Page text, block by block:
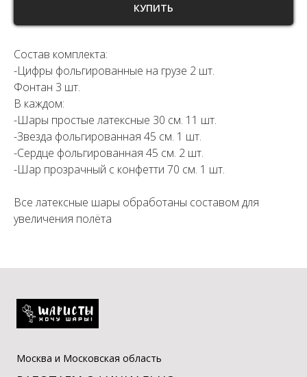
КУПИТЬ
Состав комплекта:
-Цифры фольгированные на грузе 2 шт.
Фонтан 3 шт.
В каждом:
-Шары простые латексные 30 см. 11 шт.
-Звезда фольгированная 45 см. 1 шт.
-Сердце фольгированная 45 см. 2 шт.
-Шар прозрачный с конфетти 70 см. 1 шт.
Все латексные шары обработаны составом для
увеличения полёта
Москва и Московская область